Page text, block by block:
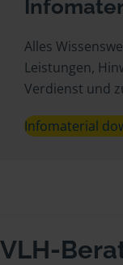
Alles
Leistungen,
Verdienst und
Infomaterial
VLH-